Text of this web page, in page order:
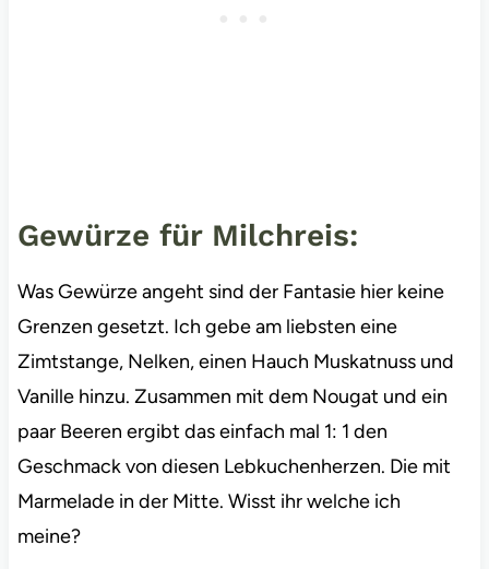
Gewürze für Milchreis:
Was Gewürze angeht sind der Fantasie hier keine
Grenzen gesetzt. Ich gebe am liebsten eine
Zimtstange, Nelken, einen Hauch Muskatnuss und
Vanille hinzu. Zusammen mit dem Nougat und ein
paar Beeren ergibt das einfach mal 1: 1 den
Geschmack von diesen Lebkuchenherzen. Die mit
Marmelade in der Mitte. Wisst ihr welche ich
meine?